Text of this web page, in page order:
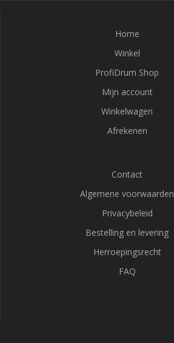
Home
Winkel
ProfiDrum Shop
Mijn account
Winkelwagen
Afrekenen
Contact
Algemene voorwaarden
Privacybeleid
Bestelling en levering
Herroepingsrecht
FAQ